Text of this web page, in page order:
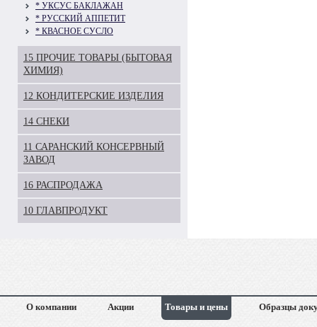
* УКСУС БАКЛАЖАН
* РУССКИЙ АППЕТИТ
* КВАСНОЕ СУСЛО
15 ПРОЧИЕ ТОВАРЫ (БЫТОВАЯ
ХИМИЯ)
12 КОНДИТЕРСКИЕ ИЗДЕЛИЯ
14 СНЕКИ
11 САРАНСКИЙ КОНСЕРВНЫЙ
ЗАВОД
16 РАСПРОДАЖА
10 ГЛАВПРОДУКТ
О компании Акции Товары и цены Образцы